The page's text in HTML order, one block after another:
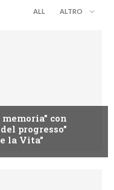
ALL ALTRO
con
progresso”
la Vita”